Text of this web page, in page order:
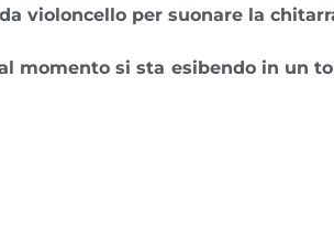
violoncello per suonare la
momento si sta esibendo in un